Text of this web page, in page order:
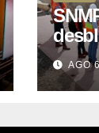
el
lleva
AGO